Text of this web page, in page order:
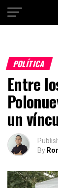
POLÍTICA
Entre
un
By